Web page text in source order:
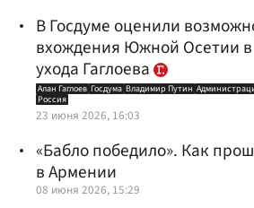
В Госдуме оценили
вхождения Южной Осетии
ухода Гаглоева
Алан Гаглоев Госдума Владимир Путин
Россия
23 июня 2026, 16:03
«Бабло победило». Как
в Армении
08 июня 2026, 15:29